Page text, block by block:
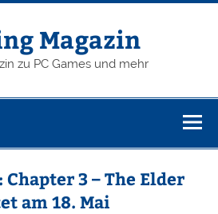
Magazin
zu PC Games und mehr
Chapter 3 – The Elder
am 18. Mai